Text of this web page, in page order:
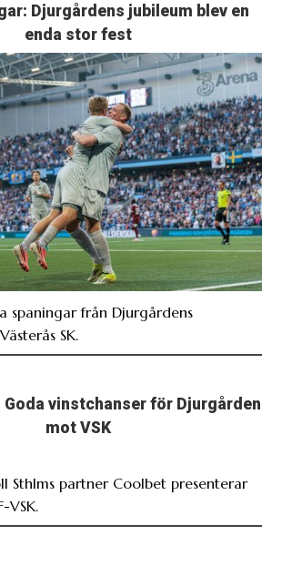
Djurgårdens jubileum blev en
enda stor fest
spaningar från Djurgårdens
SK.
Goda vinstchanser för Djurgården
mot VSK
Sthlms partner Coolbet presenterar
VSK.